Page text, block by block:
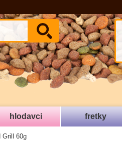
hlodavci fretky
Grill 60g